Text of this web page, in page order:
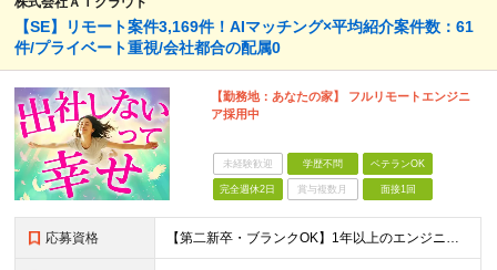
【SE】リモート案件3,169件！AIマッチング×平均紹介案件数：61
件/プライベート重視/会社都合の配属0
【勤務地：あなたの家】 フルリモートエンジニ
ア採用中
未経験歓迎 学歴不問 ベテランOK
完全週休2日 賞与複数月 面接1回
応募資格 【第二新卒・ブランクOK】1年以上のエンジニア経験がある方(開発・インフラ・工程・言語一切不問） 文理・学歴不問 【歓迎条件】 ◆AI・クラウド案件に参画したい方 ◆下流工程から上流工程へステップア